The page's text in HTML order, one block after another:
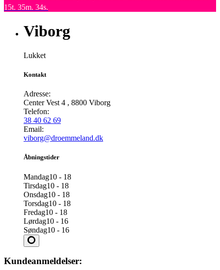
15t. 35m. 34s.
Viborg
Lukket
Kontakt
Adresse:
Center Vest 4 , 8800 Viborg
Telefon:
38 40 62 69
Email:
viborg@droemmeland.dk
Åbningstider
Mandag10 - 18
Tirsdag10 - 18
Onsdag10 - 18
Torsdag10 - 18
Fredag10 - 18
Lørdag10 - 16
Søndag10 - 16
Kundeanmeldelser: